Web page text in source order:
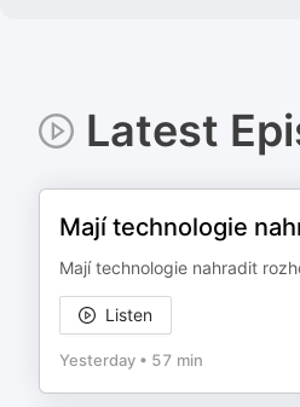
Latest
Mají technologie
Mají technologie nahradit
Listen
Yesterday • 57 min